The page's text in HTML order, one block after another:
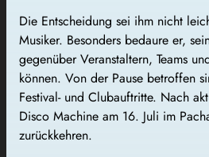
Die Entscheidung sei ihm nicht
Musiker. Besonders bedaure er,
gegenüber Veranstaltern, Teams
können. Von der Pause betroffen
Festival- und Clubauftritte. Nach
Disco Machine am 16. Juli im
zurückkehren.